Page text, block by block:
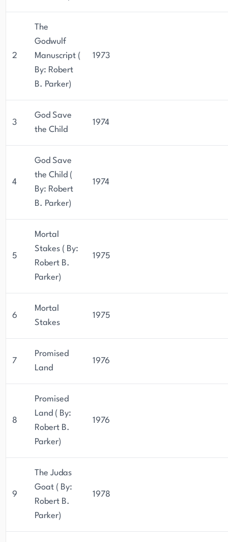
2
The
Godwulf
Manuscript (
By: Robert
B. Parker)
1973
3
God Save
the Child
1974
4
God Save
the Child (
By: Robert
B. Parker)
1974
5
Mortal
Stakes ( By:
Robert B.
Parker)
1975
6
Mortal
Stakes
1975
7
Promised
Land
1976
8
Promised
Land ( By:
Robert B.
Parker)
1976
9
The Judas
Goat ( By:
Robert B.
Parker)
1978